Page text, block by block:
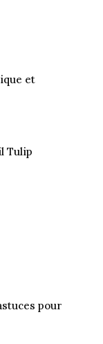
et
Tulip
pour